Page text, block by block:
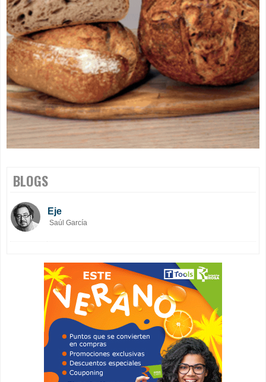
BLOGS
Eje
Saúl García